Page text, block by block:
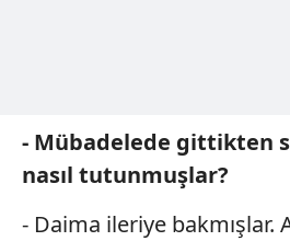
- Mübadelede gittikten
nasıl tutunmuşlar?
- Daima ileriye bakmışlar.